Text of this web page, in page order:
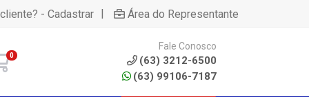
- Cadastrar | Área do Representante
0
Fale Conosco
(63) 3212-6500
(63) 99106-7187